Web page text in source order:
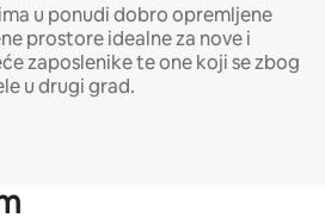
u ponudi dobro opremljene
prostore idealne za nove i
zaposlenike te one koji se zbog
u drugi grad.